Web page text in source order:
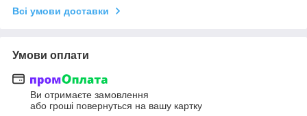
Всі умови доставки
Умови оплати
Ви отримаєте замовлення
або гроші повернуться на вашу картку